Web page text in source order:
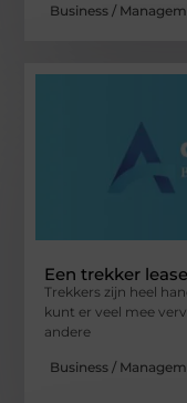
Business /
Een trekker
Trekkers zijn heel
kunt er veel mee
andere
Business /